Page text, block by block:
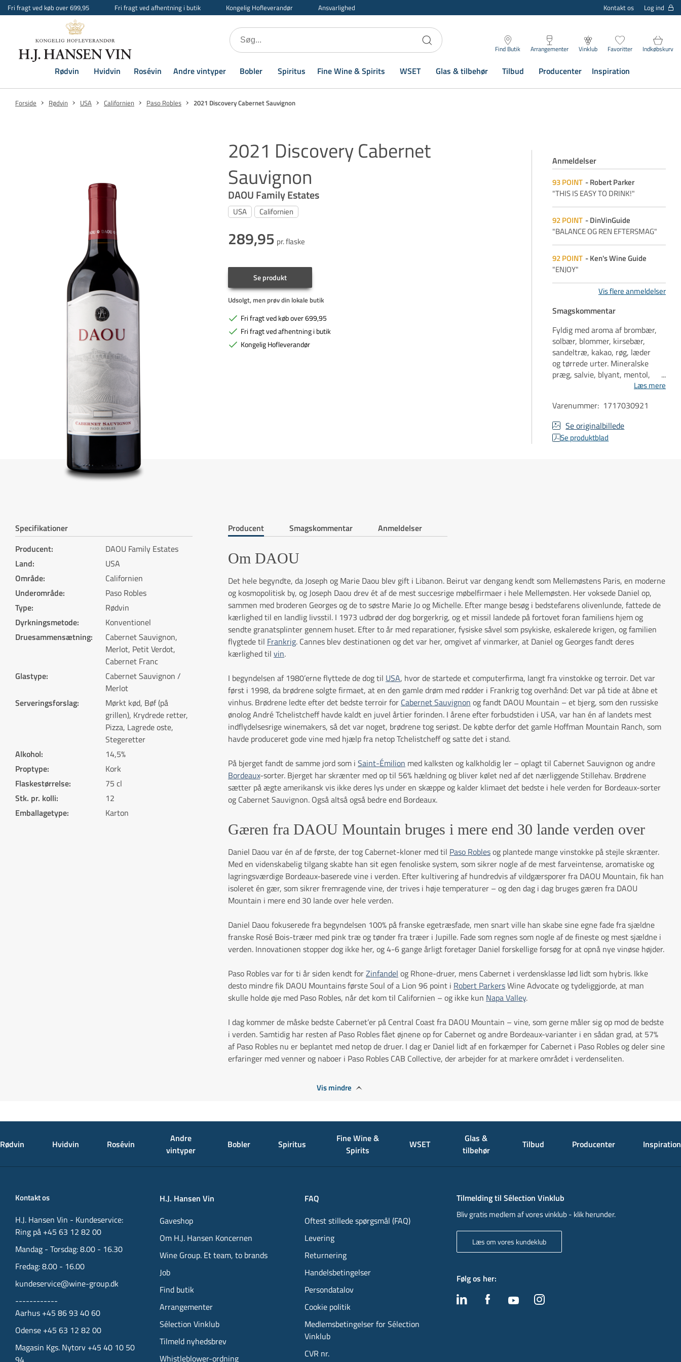
Fri fragt ved køb over 699,95 Fri fragt ved afhentning i butik Kongelig Hofleverandør Ansvarlighed Kontakt os Log ind
Find Butik Arrangementer Vinklub Favoritter Indkøbskurv
Rødvin Hvidvin Rosévin Andre vintyper Bobler Spiritus Fine Wine & Spirits WSET Glas & tilbehør Tilbud Producenter Inspiration
Forside Rødvin USA Californien Paso Robles 2021 Discovery Cabernet Sauvignon
2021 Discovery Cabernet
Sauvignon
DAOU Family Estates
USA Californien
289,95 pr. flaske
Se produkt
Udsolgt, men prøv din lokale butik
Fri fragt ved køb over 699,95
Fri fragt ved afhentning i butik
Kongelig Hofleverandør
Anmeldelser
93POINT
Robert Parker
"THIS IS EASY TO DRINK!"
92POINT
DinVinGuide
"BALANCE OG REN EFTERSMAG"
92POINT
Ken's Wine Guide
"ENJOY"
Vis flere anmeldelser
Smagskommentar
Fyldig med aroma af brombær,
solbær, blommer, kirsebær,
sandeltræ, kakao, røg, læder
og tørrede urter. Mineralske
præg, salvie, blyant, mentol,
sorte kirsebær og boysenbær.
Læs mere
Varenummer: 1717030921
Se originalbillede
Se produktblad
Specifikationer
Producent:
DAOU Family Estates
Land:
USA
Område:
Californien
Underområde:
Paso Robles
Type:
Rødvin
Dyrkningsmetode:
Konventionel
Druesammensætning:
Cabernet Sauvignon,
Merlot, Petit Verdot,
Cabernet Franc
Glastype:
Cabernet Sauvignon /
Merlot
Serveringsforslag:
Mørkt kød, Bøf (på
grillen), Krydrede retter,
Pizza, Lagrede oste,
Stegeretter
Alkohol:
14,5%
Proptype:
Kork
Flaskestørrelse:
75 cl
Stk. pr. kolli:
12
Emballagetype: Karton
Producent Smagskommentar Anmeldelser
Om DAOU
Det hele begyndte, da Joseph og Marie Daou blev gift i Libanon. Beirut var dengang kendt som Mellemøstens Paris, en moderne
og kosmopolitisk by, og Joseph Daou drev ét af de mest succesrige møbelfirmaer i hele Mellemøsten. Her voksede Daniel op,
sammen med broderen Georges og de to søstre Marie Jo og Michelle. Efter mange besøg i bedstefarens olivenlunde, fattede de
kærlighed til en landlig livsstil. I 1973 udbrød der dog borgerkrig, og et missil landede på fortovet foran familiens hjem og
sendte granatsplinter gennem huset. Efter to år med reparationer, fysiske såvel som psykiske, eskalerede krigen, og familien
flygtede til Frankrig. Cannes blev destinationen og det var her, omgivet af vinmarker, at Daniel og Georges fandt deres
kærlighed til vin.
I begyndelsen af 1980’erne flyttede de dog til USA, hvor de startede et computerfirma, langt fra vinstokke og terroir. Det var
først i 1998, da brødrene solgte firmaet, at en den gamle drøm med rødder i Frankrig tog overhånd: Det var på tide at åbne et
vinhus. Brødrene ledte efter det bedste terroir for Cabernet Sauvignon og fandt DAOU Mountain – et bjerg, som den russiske
ønolog André Tchelistcheff havde kaldt en juvel årtier forinden. I årene efter forbudstiden i USA, var han én af landets mest
indflydelsesrige winemakers, så det var noget, brødrene tog seriøst. De købte derfor det gamle Hoffman Mountain Ranch, som
havde produceret gode vine med hjælp fra netop Tchelistcheff og satte det i stand.
På bjerget fandt de samme jord som i Saint-Émilion med kalksten og kalkholdig ler – oplagt til Cabernet Sauvignon og andre
Bordeaux-sorter. Bjerget har skrænter med op til 56% hældning og bliver kølet ned af det nærliggende Stillehav. Brødrene
sætter på ægte amerikansk vis ikke deres lys under en skæppe og kalder klimaet det bedste i hele verden for Bordeaux-sorter
og Cabernet Sauvignon. Også altså også bedre end Bordeaux.
Gæren fra DAOU Mountain bruges i mere end 30 lande verden over
Daniel Daou var én af de første, der tog Cabernet-kloner med til Paso Roblesog plantede mange vinstokke på stejle skrænter.
Med en videnskabelig tilgang skabte han sit egen fenoliske system, som sikrer nogle af de mest farveintense, aromatiske og
lagringsværdige Bordeaux-baserede vine i verden. Efter kultivering af hundredvis af vildgærsporer fra DAOU Mountain, fik han
isoleret én gær, som sikrer fremragende vine, der trives i høje temperaturer – og den dag i dag bruges gæren fra DAOU
Mountain i mere end 30 lande over hele verden.
Daniel Daou fokuserede fra begyndelsen 100% på franske egetræsfade, men snart ville han skabe sine egne fade fra sjældne
franske Rosé Bois-træer med pink træ og tønder fra træer i Jupille. Fade som regnes som nogle af de fineste og mest sjældne i
verden. Innovationen stopper dog ikke her, og 4-6 gange årligt foretager Daniel forskellige forsøg for at opnå nye vinøse højder.
Paso Robles var for ti år siden kendt forZinfandel og Rhone-druer, mens Cabernet i verdensklasse lød lidt som hybris. Ikke
desto mindre fik DAOU Mountains første Soul of a Lion 96 point i Robert ParkersWine Advocate og tydeliggjorde, at man
skulle holde øje med Paso Robles, når det kom til Californien – og ikke kun Napa Valley.
I dag kommer de måske bedste Cabernet’er på Central Coast fra DAOU Mountain – vine, som gerne måler sig op mod de bedste
i verden. Samtidig har resten af Paso Robles fået øjnene op for Cabernet og andre Bordeaux-varianter i en sådan grad, at 57%
af Paso Robles nu er beplantet med netop de druer. I dag er Daniel lidt af en forkæmper for Cabernet i Paso Robles og deler sine
erfaringer med venner og naboer i Paso Robles CAB Collective, der arbejder for at markere området i verdenseliten.
Vis mindre
Rødvin Hvidvin Rosévin
Andre
vintyper
Bobler Spiritus
Fine Wine &
Spirits
WSET
Glas &
tilbehør
Tilbud Producenter Inspiration
Kontakt os
H.J. Hansen Vin - Kundeservice:
Ring på +45 63 12 82 00
Mandag - Torsdag: 8.00 - 16.30
Fredag: 8.00 - 16.00
kundeservice@wine-group.dk
------------
Aarhus +45 86 93 40 60
Odense +45 63 12 82 00
Magasin Kgs. Nytorv +45 40 10 50
94
H.J. Hansen Vin
Gaveshop
Om H.J. Hansen Koncernen
Wine Group. Et team, to brands
Job
Find butik
Arrangementer
Sélection Vinklub
Tilmeld nyhedsbrev
Whistleblower-ordning
FAQ
Oftest stillede spørgsmål (FAQ)
Levering
Returnering
Handelsbetingelser
Persondatalov
Cookie politik
Medlemsbetingelser for Sélection
Vinklub
CVR nr.
Tilmelding til Sélection Vinklub
Bliv gratis medlem af vores vinklub - klik herunder.
Læs om vores kundeklub
Følg os her: